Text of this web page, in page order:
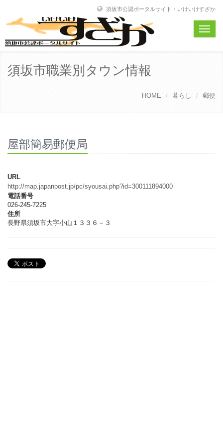
須坂市公認ポータルサイト・いけいけすざか
Toggle
須坂市職業別タウン情報
HOME 暮らし 郵便
屋部簡易郵便局
URL
http://map.japanpost.jp/pc/syousai.php?id=300111894000
電話番号
026-245-7225
住所
長野県須坂市大字小山１３３６－３